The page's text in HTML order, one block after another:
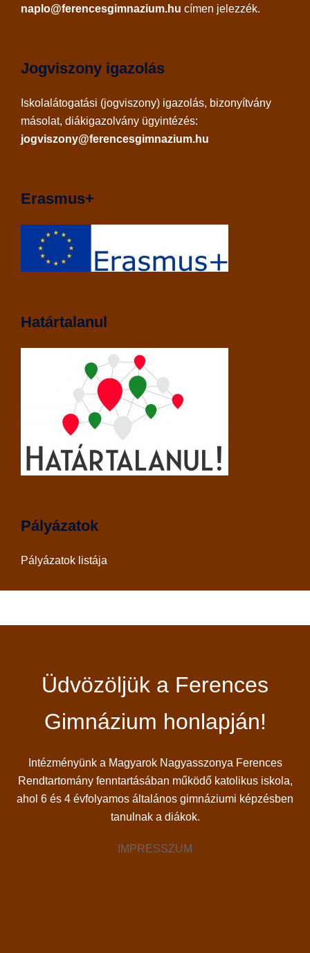
naplo@ferencesgimnazium.hu címen jelezzék.
Jogviszony igazolás
Iskolalátogatási (jogviszony) igazolás, bizonyítvány
másolat, diákigazolvány ügyintézés:
jogviszony@ferencesgimnazium.hu
Erasmus+
Határtalanul
Pályázatok
Pályázatok listája
Üdvözöljük a Ferences
Gimnázium honlapján!
Intézményünk a Magyarok Nagyasszonya Ferences
Rendtartomány fenntartásában működő katolikus iskola,
ahol 6 és 4 évfolyamos általános gimnáziumi képzésben
tanulnak a diákok.
IMPRESSZUM